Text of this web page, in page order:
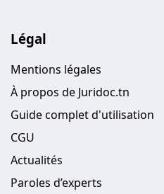
Légal
Mentions légales
À propos de Juridoc.tn
Guide complet d'utilisation
CGU
Actualités
Paroles d’experts